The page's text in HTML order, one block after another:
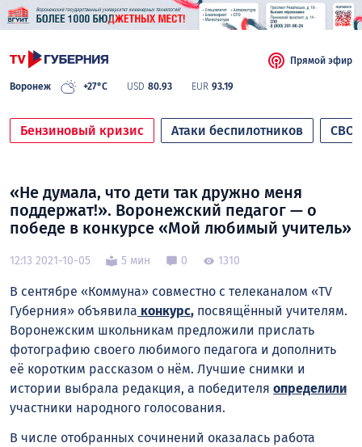
Воронеж +27°C USD 80.93 EUR 93.19
Прямой эфир
Бензиновый кризис Атаки беспилотников СВО
«Не думала, что дети так дружно меня
поддержат!». Воронежский педагог — о
победе в конкурсе «Мой любимый учитель»
12:13 2021-10-05 5 мин 0 1310
В сентябре «Коммуна» совместно с телеканалом «TV
Губерния» объявила конкурс, посвящённый учителям.
Воронежским школьникам предложили прислать
фотографию своего любимого педагога и дополнить
её коротким рассказом о нём. Лучшие снимки и
истории выбрала редакция, а победителя определили
участники народного голосования.
В числе отобранных сочинений оказалась работа